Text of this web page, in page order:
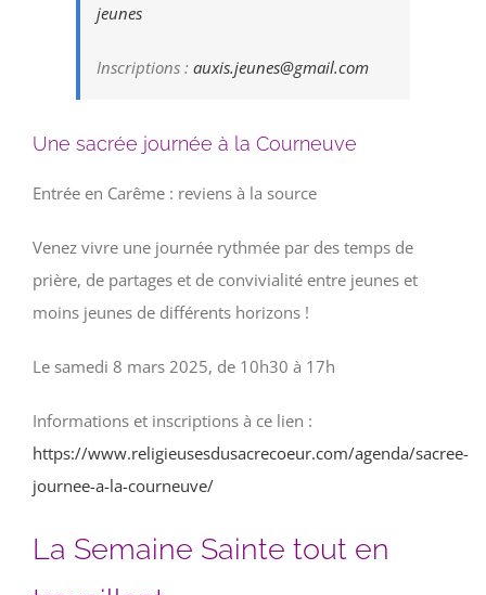
jeunes
Inscriptions : auxis.jeunes@gmail.com
Une sacrée journée à la Courneuve
Entrée en Carême : reviens à la source
Venez vivre une journée rythmée par des temps de
prière, de partages et de convivialité entre jeunes et
moins jeunes de différents horizons !
Le samedi 8 mars 2025, de 10h30 à 17h
Informations et inscriptions à ce lien :
https://www.religieusesdusacrecoeur.com/agenda/sacree-
journee-a-la-courneuve/
La Semaine Sainte tout en